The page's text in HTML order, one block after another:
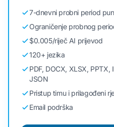
7-dnevni probni period
Ograničenje probnog
$0.005/riječ AI prijevod
120+ jezika
PDF, DOCX, XLSX, PPTX,
JSON
Pristup timu i prilagođeni
Email podrška